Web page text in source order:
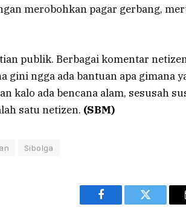
merobohkan pagar gerbang,
publik. Berbagai komentar
gini ngga ada bantuan apa gimana
kalo ada bencana alam, sesusah
satu netizen. (SBM)
Sibolga
Facebook Twitter